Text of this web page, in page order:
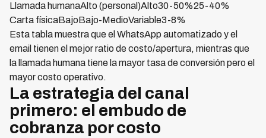
Llamada humanaAlto (personal)Alto30-50%25-40%
Carta físicaBajoBajo-MedioVariable3-8%
Esta tabla muestra que el WhatsApp automatizado y el
email tienen el mejor ratio de costo/apertura, mientras que
la llamada humana tiene la mayor tasa de conversión pero el
mayor costo operativo.
La estrategia del canal
primero: el embudo de
cobranza por costo